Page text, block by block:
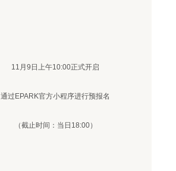
11月9日上午10:00正式开启
通过EPARK官方小程序进行预报名
（截止时间：当日18:00）